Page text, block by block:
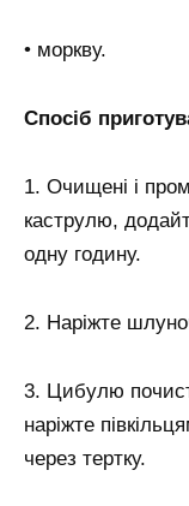
• моркву.
Спосіб
1. Очищені і
каструлю,
одну годину.
2. Наріжте
3. Цибулю
наріжте
через тертку.